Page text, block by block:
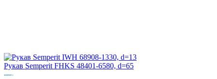
Рукав Semperit FHKS 48401-6580, d=65